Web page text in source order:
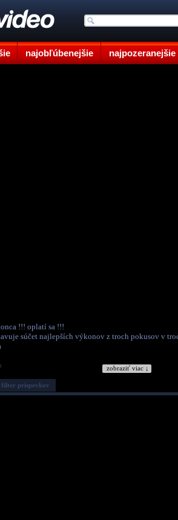
najobľúbenejšie najpozeranejšie
!!! oplatí sa !!!
súčet najlepších výkonov z troch pokusov v
11:51
Tagy:sila šport
zobraziť viac ↓
filter príspevkov